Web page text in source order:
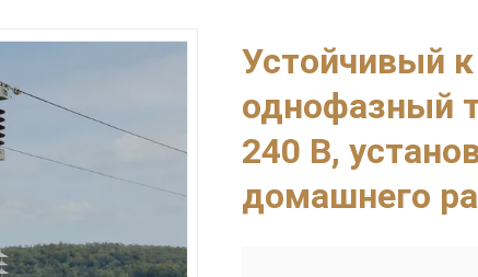
Устойчивый
однофазный
240 В,
домашнего